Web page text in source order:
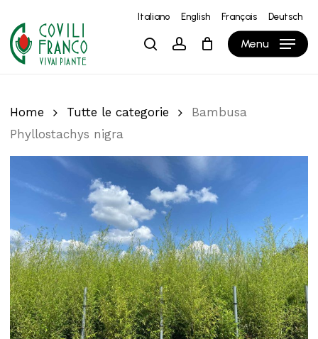
main
content
Italiano English Français Deutsch
searchaccount Menu
Carrello Close
Cart
Home Tutte le categorie
Bambusa
Phyllostachys nigra